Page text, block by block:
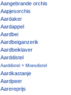
Aangebrande orchis
Aapjesorchis
Aardaker
Aardappel
Aardbei
Aardbeiganzerik
Aardbeiklaver
Aarddistel
Aarddistel × Moesdistel
Aardkastanje
Aardpeer
Aarereprijs